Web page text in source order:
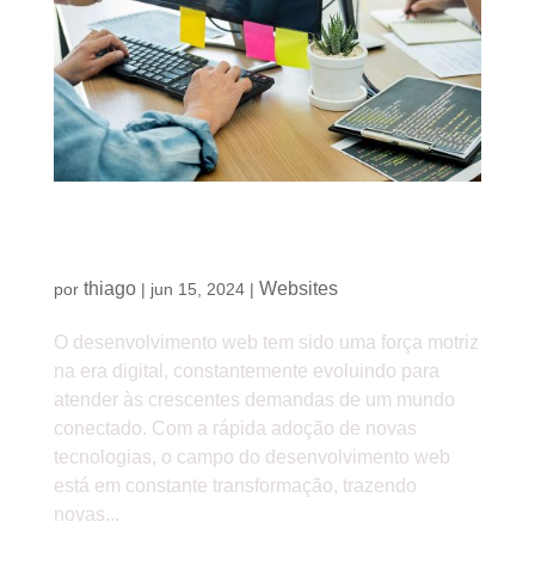
por thiago| jun 15, 2024| Websites
O desenvolvimento web tem sido uma força motriz
na era digital, constantemente evoluindo para
atender às crescentes demandas de um mundo
conectado. Com a rápida adoção de novas
tecnologias, o campo do desenvolvimento web
está em constante transformação, trazendo
novas...